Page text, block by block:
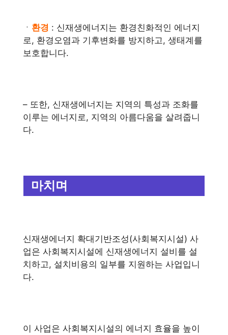
ㆍ 환경 : 신재생에너지는 환경친화적인 에너지
로, 환경오염과 기후변화를 방지하고, 생태계를
보호합니다.
– 또한, 신재생에너지는 지역의 특성과 조화를
이루는 에너지로, 지역의 아름다움을 살려줍니
다.
마치며
신재생에너지 확대기반조성(사회복지시설) 사
업은 사회복지시설에 신재생에너지 설비를 설
치하고, 설치비용의 일부를 지원하는 사업입니
다.
이 사업은 사회복지시설의 에너지 효율을 높이